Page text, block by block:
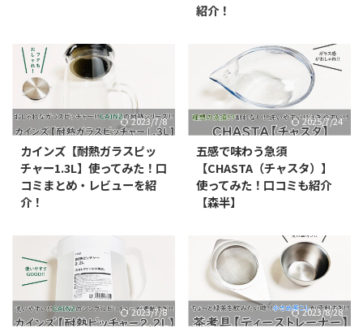
紹介！
2023/7/8
カインズ【耐熱ガラスピッ
チャー1.3L】使ってみた！口
コミまとめ・レビューを紹
介！
2025/7/24
五感で味わう急須
【CHASTA（チャスタ）】
使ってみた！口コミも紹介
【森半】
2023/7/8 2023/8/28